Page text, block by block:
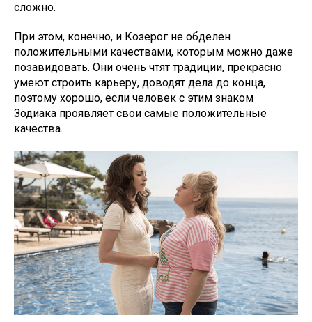
сложно.
При этом, конечно, и Козерог не обделен
положительными качествами, которым можно даже
позавидовать. Они очень чтят традиции, прекрасно
умеют строить карьеру, доводят дела до конца,
поэтому хорошо, если человек с этим знаком
Зодиака проявляет свои самые положительные
качества.